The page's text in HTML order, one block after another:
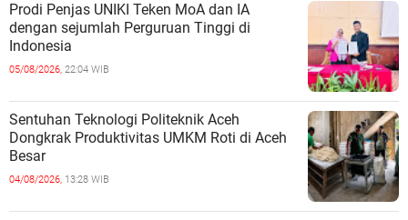
Prodi Penjas UNIKI Teken MoA dan IA
dengan sejumlah Perguruan Tinggi di
Indonesia
05/08/2026, 22:04 WIB
Sentuhan Teknologi Politeknik Aceh
Dongkrak Produktivitas UMKM Roti di Aceh
Besar
04/08/2026, 13:28 WIB